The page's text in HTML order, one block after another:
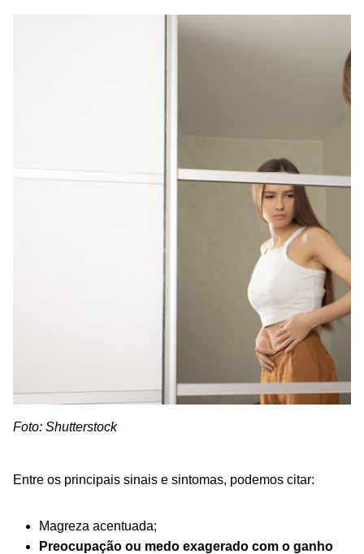
Foto: Shutterstock
Entre os principais sinais e sintomas, podemos citar:
Magreza acentuada;
Preocupação ou medo exagerado com o ganho